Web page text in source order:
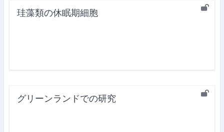
珪藻類の休眠期細胞
グリーンランドでの研究